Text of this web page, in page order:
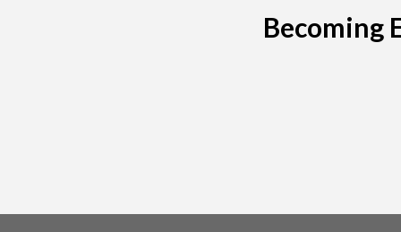
Becoming